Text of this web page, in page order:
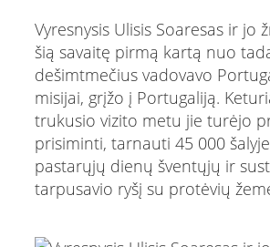
Vyresnysis Ulisis Soaresas ir jo
šią savaitę pirmą kartą nuo
dešimtmečius vadovavo
misijai, grįžo į Portugaliją.
trukusio vizito metu jie turėjo
prisiminti, tarnauti 45 000
pastarųjų dienų šventųjų ir
tarpusavio ryšį su protėvių